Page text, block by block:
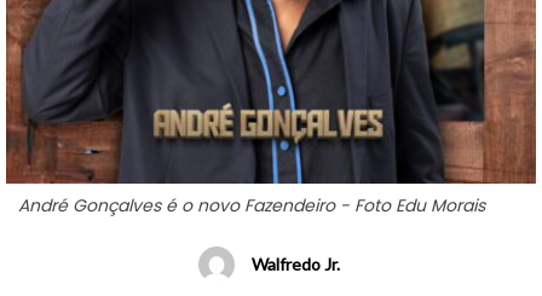
André Gonçalves é o novo Fazendeiro - Foto Edu Morais
Walfredo Jr.